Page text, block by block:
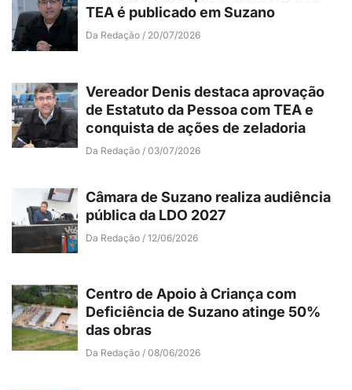
TEA é publicado em Suzano
Da Redação 20/07/2026
Vereador Denis destaca aprovação
de Estatuto da Pessoa com TEA e
conquista de ações de zeladoria
Da Redação 03/07/2026
Câmara de Suzano realiza audiência
pública da LDO 2027
Da Redação 12/06/2026
Centro de Apoio à Criança com
Deficiência de Suzano atinge 50%
das obras
Da Redação 08/06/2026